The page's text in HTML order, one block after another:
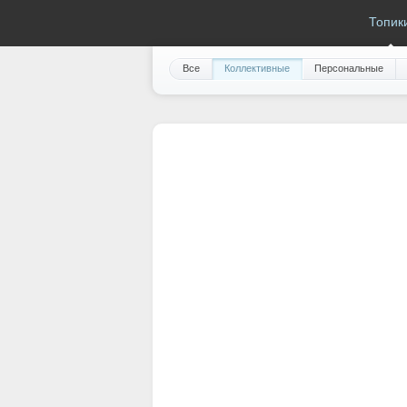
Все Коллективные Персональные